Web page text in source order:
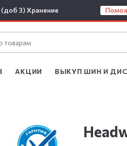
(доб 3)Хранение
АКЦИИ ВЫКУП ШИН И